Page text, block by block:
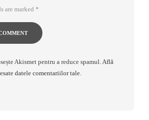
are marked *
Akismet pentru a reduce spamul. Află
datele comentariilor tale